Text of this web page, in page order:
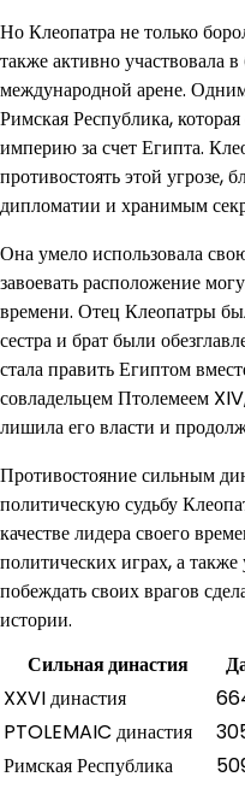
Но Клеопатра не только
также активно участвовала
международной арене.
Римская Республика,
империю за счет Египта.
противостоять этой угрозе,
дипломатии и хранимым
Она умело использовала
завоевать расположение
времени. Отец Клеопатры
сестра и брат были
стала править Египтом
совладельцем Птолемеем
лишила его власти и
Противостояние сильным
политическую судьбу
качестве лидера своего
политических играх, а
побеждать своих врагов
истории.
Сильная династия
XXVI династия
PTOLEMAIC династия
Римская Республика